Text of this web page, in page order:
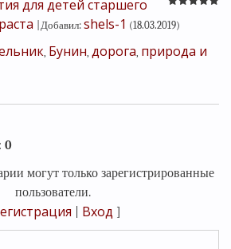
для детей старшего
Добавил: shels-1 (18.03.2019)
, Бунин, дорога, природа и
: 0
могут только зарегистрированные
пользователи.
Вход ]